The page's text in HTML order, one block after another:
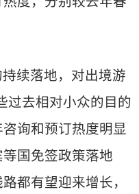
续落地，对出境游
过去相对小众的目的
询和预订热度明显
等国免签政策落地
都有望迎来增长，